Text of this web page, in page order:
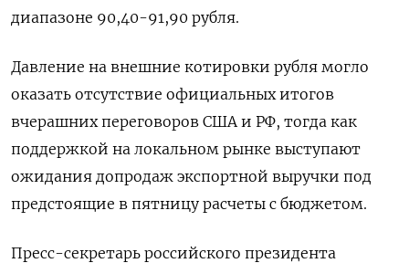
диапазоне 90,40-91,90 рубля.
Давление на внешние котировки рубля могло
оказать отсутствие официальных итогов
вчерашних переговоров США и РФ, тогда как
поддержкой на локальном рынке выступают
ожидания допродаж экспортной выручки под
предстоящие в пятницу расчеты с бюджетом.
Пресс-секретарь российского президента